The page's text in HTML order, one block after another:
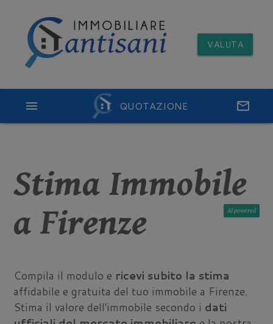
VALUTA
QUOTAZIONE email
menu
Stima Immobile
a Firenze
AI
Compila il modulo e ricevi subito la stima
affidabile e gratuita del tuo immobile a Firenze.
Stima il valore dell'immobile secondo i dati